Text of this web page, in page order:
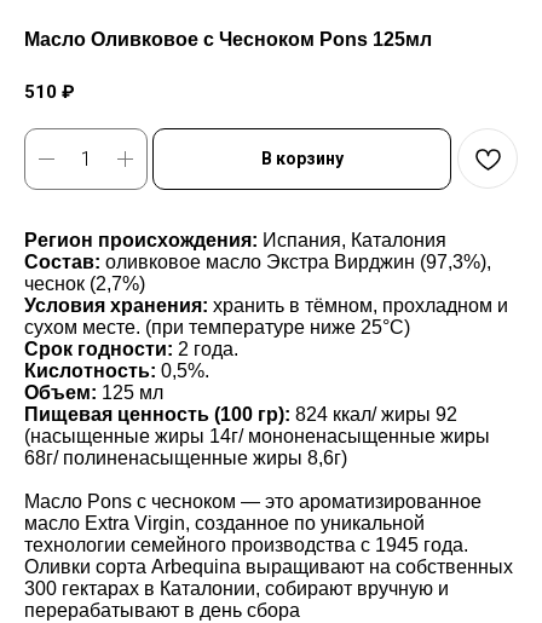
Масло Оливковое с Чесноком Pons 125мл
510 ₽
В корзину
Регион происхождения: Испания, Каталония
Состав: оливковое масло Экстра Вирджин (97,3%),
чеснок (2,7%)
Условия хранения: хранить в тёмном, прохладном и
сухом месте. (при температуре ниже 25°С)
Срок годности: 2 года.
Кислотность: 0,5%.
Объем: 125 мл
Пищевая ценность (100 гр): 824 ккал/ жиры 92
(насыщенные жиры 14г/ мононенасыщенные жиры
68г/ полиненасыщенные жиры 8,6г)
Масло Pons с чесноком — это ароматизированное
масло Extra Virgin, созданное по уникальной
технологии семейного производства с 1945 года.
Оливки сорта Arbequina выращивают на собственных
300 гектарах в Каталонии, собирают вручную и
перерабатывают в день сбора